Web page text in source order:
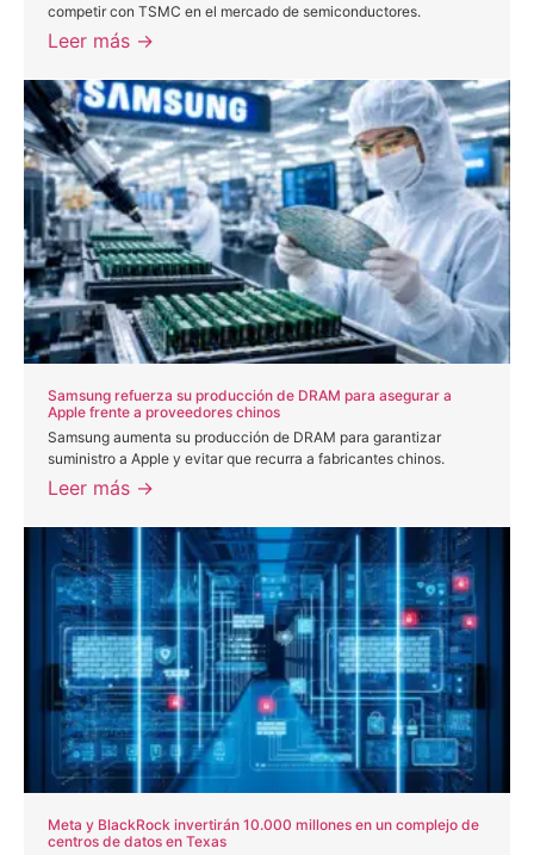
competir con TSMC en el mercado de semiconductores.
Leer más →
Samsung refuerza su producción de DRAM para asegurar a
Apple frente a proveedores chinos
Samsung aumenta su producción de DRAM para garantizar
suministro a Apple y evitar que recurra a fabricantes chinos.
Leer más →
Meta y BlackRock invertirán 10.000 millones en un complejo de
centros de datos en Texas